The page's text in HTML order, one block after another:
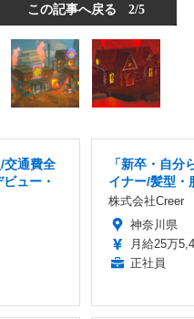
この記事へ戻る 2/5
交通費全
ュー・
「新卒・自分
イナー/髪型・
株式会社Creer
神奈川県
月給25万
正社員